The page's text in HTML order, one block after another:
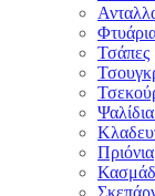
Τσάπες
Πριόνια